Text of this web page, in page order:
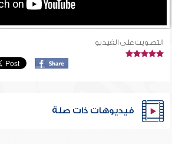
التصويت على الفيديو
فيديوهات ذات صلة